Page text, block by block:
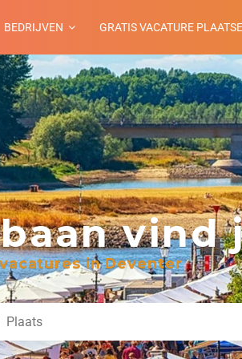
BEDRIJVEN GRATIS VACATURE
vind
in Deventer